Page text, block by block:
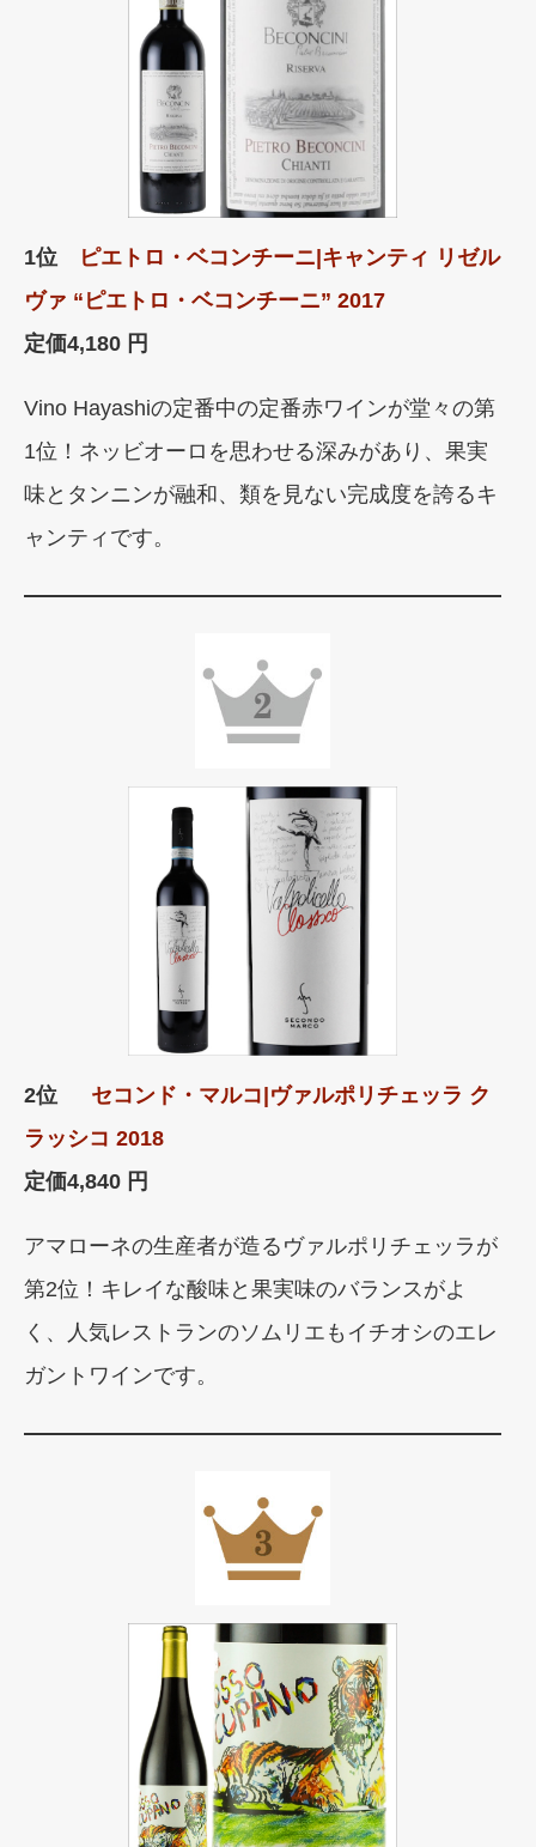
1位
ピエトロ・ベコンチーニ|キャンティ リゼル
ヴァ “ピエトロ・ベコンチーニ” 2017
定価4,180 円
Vino Hayashiの定番中の定番赤ワインが堂々の第
1位！ネッビオーロを思わせる深みがあり、果実
味とタンニンが融和、類を見ない完成度を誇るキ
ャンティです。
2位 セコンド・マルコ|ヴァルポリチェッラ ク
ラッシコ 2018
定価4,840 円
アマローネの生産者が造るヴァルポリチェッラが
第2位！キレイな酸味と果実味のバランスがよ
く、人気レストランのソムリエもイチオシのエレ
ガントワインです。